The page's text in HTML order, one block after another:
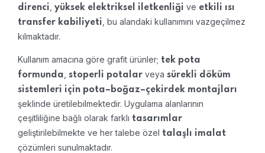
direnci yüksek elektriksel iletkenliği ve etkili ısı
transfer kabiliyeti , bu alandaki kullanımını vazgeçilmez
kılmaktadır.
Kullanım amacına göre grafit ürünler; tek pota
formunda stoperli potalar veya sürekli döküm
sistemleri için pota–boğaz–çekirdek montajları
şeklinde üretilebilmektedir. Uygulama alanlarının
çeşitliliğine bağlı olarak farklı tasarımlar
geliştirilebilmekte ve her talebe özel talaşlı imalat
çözümleri sunulmaktadır.